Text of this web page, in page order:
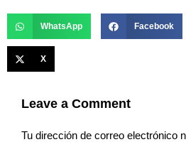
WhatsApp Facebook
X
Leave a Comment
Tu dirección de correo electrónico